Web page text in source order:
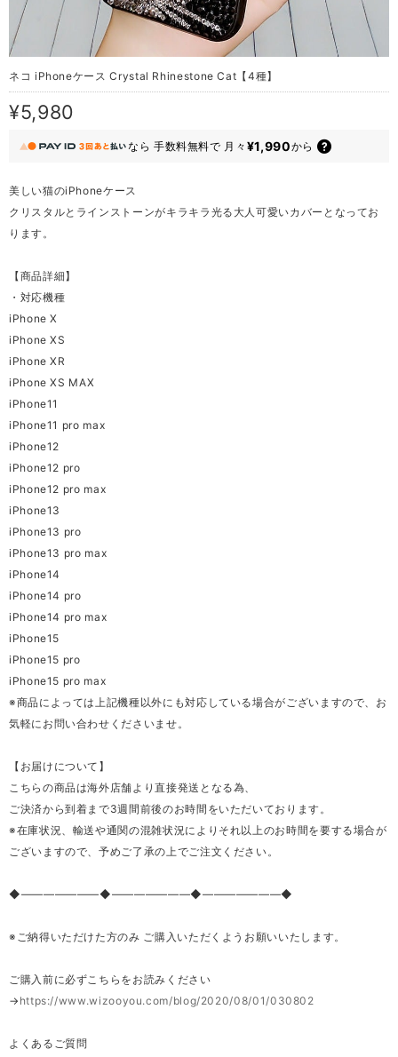
ネコ iPhoneケース Crystal Rhinestone Cat【4種】
¥5,980
なら 手数料無料で 月々 ¥1,990から
美しい猫のiPhoneケース
クリスタルとラインストーンがキラキラ光る大人可愛いカバーとなってお
ります。
【商品詳細】
・対応機種
iPhone X
iPhone XS
iPhone XR
iPhone XS MAX
iPhone11
iPhone11 pro max
iPhone12
iPhone12 pro
iPhone12 pro max
iPhone13
iPhone13 pro
iPhone13 pro max
iPhone14
iPhone14 pro
iPhone14 pro max
iPhone15
iPhone15 pro
iPhone15 pro max
※商品によっては上記機種以外にも対応している場合がございますので、お
気軽にお問い合わせくださいませ。
【お届けについて】
こちらの商品は海外店舗より直接発送となる為、
ご決済から到着まで3週間前後のお時間をいただいております。
※在庫状況、輸送や通関の混雑状況によりそれ以上のお時間を要する場合が
ございますので、予めご了承の上でご注文ください。
◆―――――――◆―――――――◆―――――――◆
※ご納得いただけた方のみ ご購入いただくようお願いいたします。
ご購入前に必ずこちらをお読みください
→ https://www.wizooyou.com/blog/2020/08/01/030802
よくあるご質問